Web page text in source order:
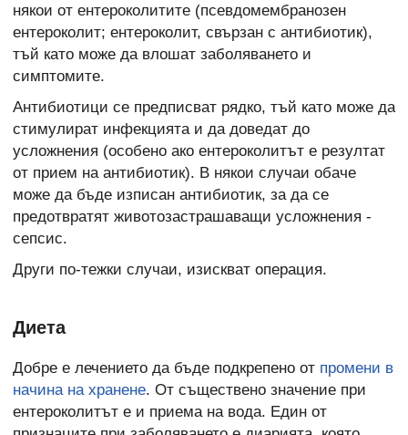
някои от ентероколитите (псевдомембранозен
ентероколит; ентероколит, свързан с антибиотик),
тъй като може да влошат заболяването и
симптомите.
Антибиотици се предписват рядко, тъй като може да
стимулират инфекцията и да доведат до
усложнения (особено ако ентероколитът е резултат
от прием на антибиотик). В някои случаи обаче
може да бъде изписан антибиотик, за да се
предотвратят животозастрашаващи усложнения -
сепсис.
Други по-тежки случаи, изискват операция.
Диета
Добре е лечението да бъде подкрепено от промени в
начина на хранене. От съществено значение при
ентероколитът е и приема на вода. Един от